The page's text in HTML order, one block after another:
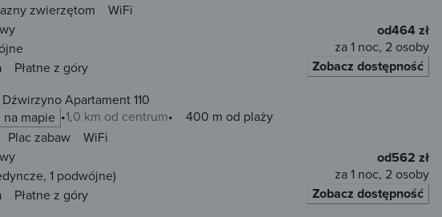
zwierzętom
WiFi
Płatne z góry
od464 zł
za 1 noc, 2 osoby
Zobacz dostępność
Apartament 110
na mapie 1,0 km od centrum
400 m od plaży
Plac zabaw
WiFi
1 podwójne)
Płatne z góry
od562 zł
za 1 noc, 2 osoby
Zobacz dostępność